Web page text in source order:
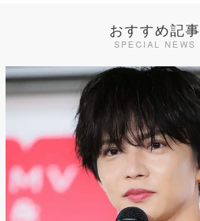
おすすめ記事
SPECIAL NEWS